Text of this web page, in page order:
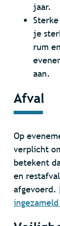
jaar.
je
rum
aan.
Afval
Op
verplicht
betekent
en
afgevoerd.